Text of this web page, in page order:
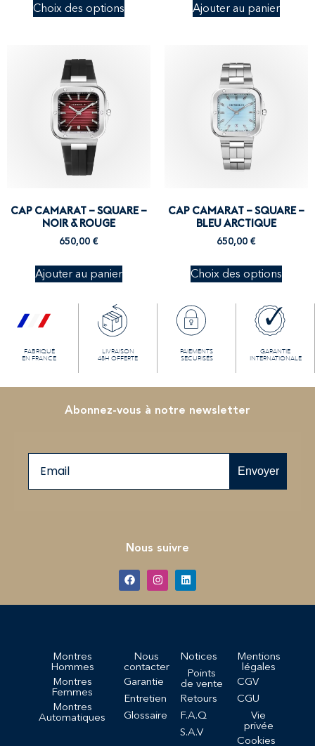
Choix des options Ajouter au panier
CAP CAMARAT – SQUARE –
NOIR & ROUGE
650,00 €
Ajouter au panier
CAP CAMARAT – SQUARE –
BLEU ARCTIQUE
650,00 €
Choix des options
FABRIQUÉ
EN FRANCE
LIVRAISON
48H OFFERTE
PAIEMENTS
SECURISÉS
GARANTIE
INTERNATIONALE
Abonnez-vous à notre newsletter
Envoyer
Nous suivre
Montres
Hommes
Montres
Femmes
Montres
Automatiques
Nous
contacter
Garantie
Entretien
Glossaire
Notices
Points
de vente
Retours
F.A.Q
S.A.V
Mentions
légales
CGV
CGU
Vie
privée
Cookies